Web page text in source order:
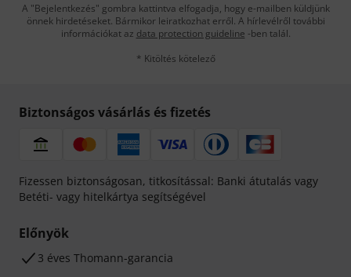
A "Bejelentkezés" gombra kattintva elfogadja, hogy e-mailben küldjünk
önnek hirdetéseket. Bármikor leiratkozhat erről. A hírlevélről további
információkat az data protection guideline -ben talál.
* Kitöltés kötelező
Biztonságos vásárlás és fizetés
Fizessen biztonságosan, titkosítással: Banki átutalás vagy
Betéti- vagy hitelkártya segítségével
Előnyök
3 éves Thomann-garancia